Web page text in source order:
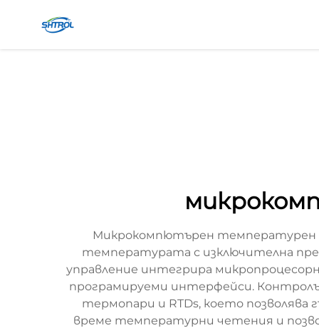
Микрокомпютърен температурен
температурата с изключителна
управление интегрира
програмируеми интерфейси.
термопари и RTDs, което позволява
време температурни четения и